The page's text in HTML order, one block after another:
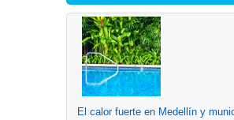
El calor fuerte en Medellín y